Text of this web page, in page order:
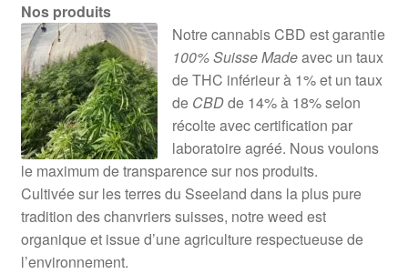
Nos produits
Notre cannabis CBD est garantie
100% Suisse Madeavec un taux
de THC inférieur à 1% et un taux
deCBDde 14% à 18% selon
récolte avec certification par
laboratoire agréé. Nous voulons
le maximum de transparence sur nos produits.
Cultivée sur les terres du Sseeland dans la plus pure
tradition des chanvriers suisses, notre weed est
organique et issue d’une agriculture respectueuse de
l’environnement.